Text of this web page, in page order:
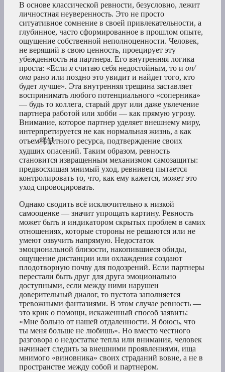
В основе классической ревности, безусловно, лежит
личностная неуверенность. Это не просто
ситуативное сомнение в своей привлекательности, а
глубинное, часто сформированное в прошлом опыте,
ощущение собственной неполноценности. Человек,
не верящий в свою ценность, проецирует эту
убежденность на партнера. Его внутренняя логика
проста: «Если я считаю себя недостойным, то и он/
она рано или поздно это увидит и найдет того, кто
будет лучше». Эта внутренняя трещина заставляет
воспринимать любого потенциального «соперника»
— будь то коллега, старый друг или даже увлечение
партнера работой или хобби — как прямую угрозу.
Внимание, которое партнер уделяет внешнему миру,
интерпретируется не как нормальная жизнь, а как
отъем稀缺тного ресурса, подтверждение своих
худших опасений. Таким образом, ревность
становится извращенным механизмом самозащиты:
предвосхищая мнимый уход, ревнивец пытается
контролировать то, что, как ему кажется, может это
уход спровоцировать.
Однако сводить всё исключительно к низкой
самооценке — значит упрощать картину. Ревность
может быть и индикатором скрытых проблем в самих
отношениях, которые стороны не решаются или не
умеют озвучить напрямую. Недостаток
эмоциональной близости, накопившиеся обиды,
ощущение дистанции или охлаждения создают
плодотворную почву для подозрений. Если партнеры
перестали быть друг для друга эмоционально
доступными, если между ними нарушен
доверительный диалог, то пустота заполняется
тревожными фантазиями. В этом случае ревность —
это крик о помощи, искаженный способ заявить:
«Мне больно от нашей отдаленности. Я боюсь, что
ты меня больше не любишь». Но вместо честного
разговора о недостатке тепла или внимания, человек
начинает следить за внешними проявлениями, ища
мнимого «виновника» своих страданий вовне, а не в
пространстве между собой и партнером.